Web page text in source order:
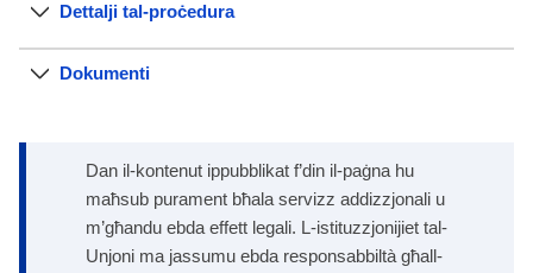
Dettalji tal-proċedura
Dokumenti
Dan il-kontenut ippubblikat f’din il-paġna hu
maħsub purament bħala servizz addizzjonali u
m’għandu ebda effett legali. L-istituzzjonijiet tal-
Unjoni ma jassumu ebda responsabbiltà għall-